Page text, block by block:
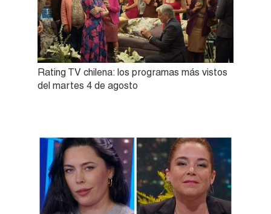
Rating TV chilena: los programas más vistos
del martes 4 de agosto